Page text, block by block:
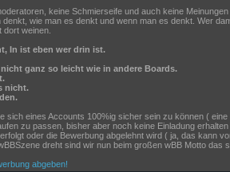
keine Schmierseife und auch keine
wie man es denkt und wenn man es denkt. Wer
weinen.
In ist eben wer drin ist.
ganz so leicht wie in andere Boards.
nicht.
sich eines Accounts 100%ig sicher sein zu können (
zu passen, bisher aber noch keine Einladung
oder die Bewerbung abgelehnt wird ( ja, das kann
dreht sind wir nun beim großen wBB Motto das
abgeben!